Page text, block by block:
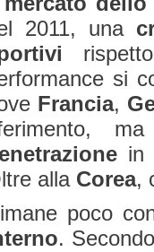
2011, una
si
Francia,
in
alla Corea,
poco
.